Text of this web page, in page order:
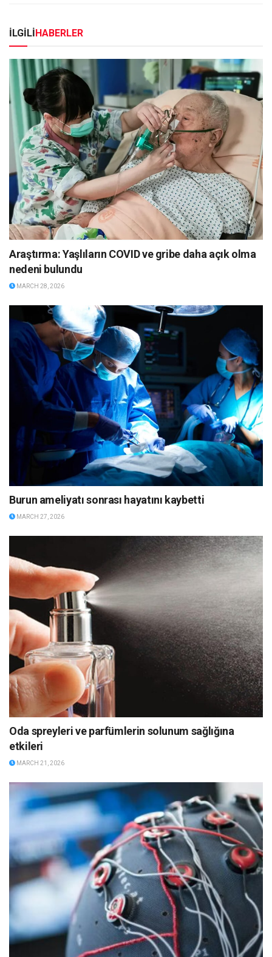
İLGİLİHABERLER
Araştırma: Yaşlıların COVID ve gribe daha açık olma
nedeni bulundu
MARCH 28, 2026
Burun ameliyatı sonrası hayatını kaybetti
MARCH 27, 2026
Oda spreyleri ve parfümlerin solunum sağlığına
etkileri
MARCH 21, 2026